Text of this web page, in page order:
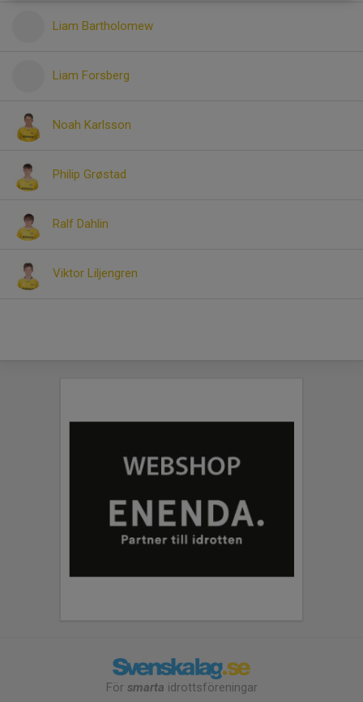
Liam Bartholomew
Liam Forsberg
Noah Karlsson
Philip Grøstad
Ralf Dahlin
Viktor Liljengren
För smarta idrottsföreningar